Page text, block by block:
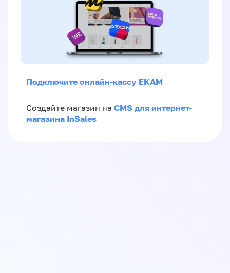
Подключите онлайн-кассу ЕКАМ
Создайте магазин на CMS для интернет-
магазина InSales